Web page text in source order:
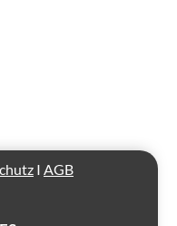
I AGB